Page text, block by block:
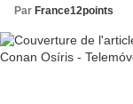
Par France12points